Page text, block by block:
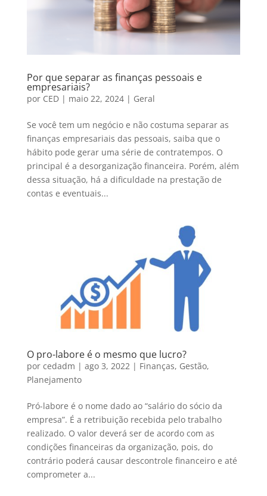
Por que separar as finanças pessoais e
empresariais?
por CED| maio 22, 2024| Geral
Se você tem um negócio e não costuma separar as
finanças empresariais das pessoais, saiba que o
hábito pode gerar uma série de contratempos. O
principal é a desorganização financeira. Porém, além
dessa situação, há a dificuldade na prestação de
contas e eventuais...
O pro-labore é o mesmo que lucro?
por cedadm | ago 3, 2022| Finanças, Gestão,
Planejamento
Pró-labore é o nome dado ao “salário do sócio da
empresa”. É a retribuição recebida pelo trabalho
realizado. O valor deverá ser de acordo com as
condições financeiras da organização, pois, do
contrário poderá causar descontrole financeiro e até
comprometer a...